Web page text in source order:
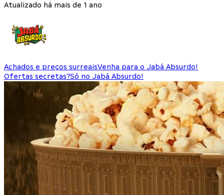
Atualizado há mais de 1 ano
Achados e preços surreaisVenha para o Jabá Absurdo!
Ofertas secretas?Só no Jabá Absurdo!